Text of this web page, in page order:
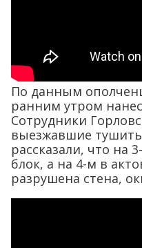
По данным
ранним утром
Сотрудники
выезжавшие
рассказали, что на
блок, а на 4-м в
разрушена стена,